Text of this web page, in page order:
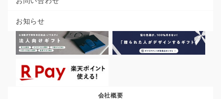
お知らせ
会社概要